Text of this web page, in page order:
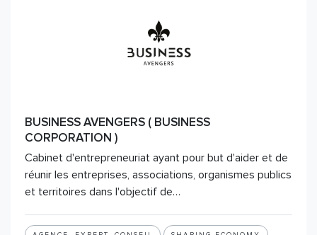
BUSINESS AVENGERS ( BUSINESS
CORPORATION )
Cabinet d'entrepreneuriat ayant pour but d'aider et de
réunir les entreprises, associations, organismes publics
et territoires dans l'objectif de…